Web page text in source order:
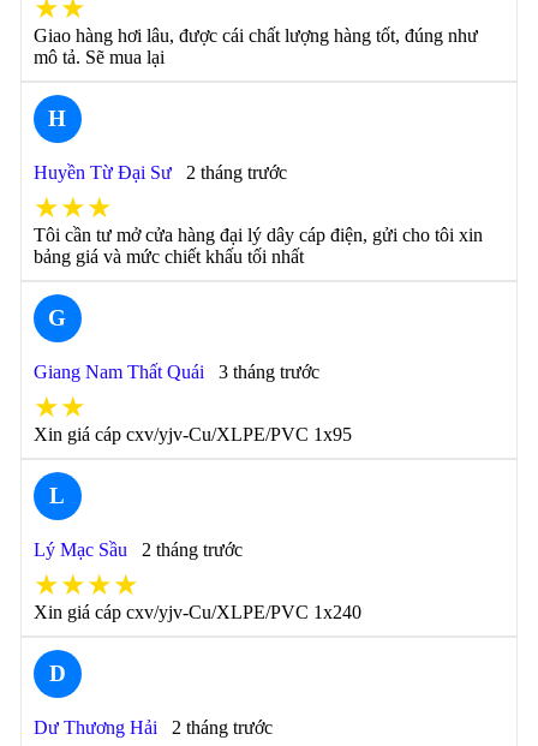
★★
Giao hàng hơi lâu, được cái chất lượng hàng tốt, đúng như
mô tả. Sẽ mua lại
H
Huyền Từ Đại Sư 2 tháng trước
★★★
Tôi cần tư mở cửa hàng đại lý dây cáp điện, gửi cho tôi xin
bảng giá và mức chiết khấu tối nhất
G
Giang Nam Thất Quái 3 tháng trước
★★
Xin giá cáp cxv/yjv-Cu/XLPE/PVC 1x95
L
Lý Mạc Sầu 2 tháng trước
★★★★
Xin giá cáp cxv/yjv-Cu/XLPE/PVC 1x240
D
Dư Thương Hải 2 tháng trước